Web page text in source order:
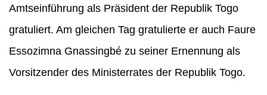
Amtseinführung als Präsident der Republik Togo
gratuliert. Am gleichen Tag gratulierte er auch Faure
Essozimna Gnassingbé zu seiner Ernennung als
Vorsitzender des Ministerrates der Republik Togo.